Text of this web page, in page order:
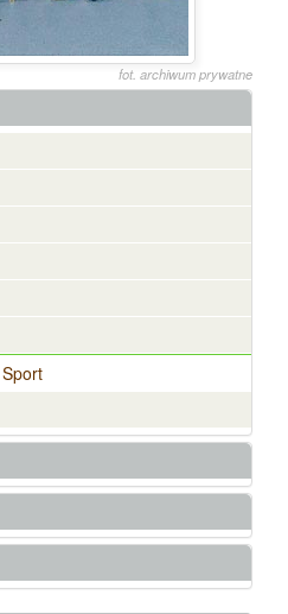
fot. archiwum prywatne
Sport